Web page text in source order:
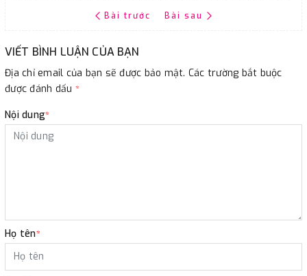
Bài trước Bài sau
VIẾT BÌNH LUẬN CỦA BẠN
Địa chỉ email của bạn sẽ được bảo mật. Các trường bắt buộc
được đánh dấu *
Nội dung*
Họ tên*